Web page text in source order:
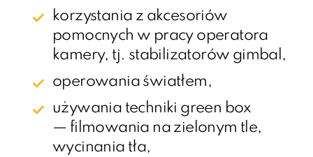
korzystania z akcesoriów
pomocnych w pracy operatora
kamery, tj. stabilizatorów gimbal,
operowania światłem,
używania techniki green box
— filmowania na zielonym tle,
wycinania tła,